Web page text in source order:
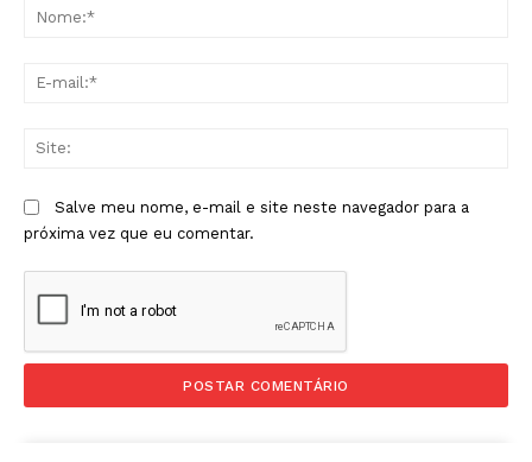
Salve meu nome, e-mail e site neste navegador para a
próxima vez que eu comentar.